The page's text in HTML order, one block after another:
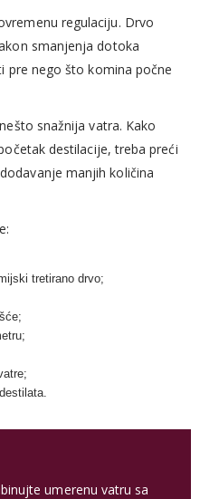
regulaciju. Drvo
smanjenja dotoka
pre nego što komina počne
snažnija vatra. Kako
destilacije, treba preći
manjih količina
tretirano drvo;
umerenu vatru sa